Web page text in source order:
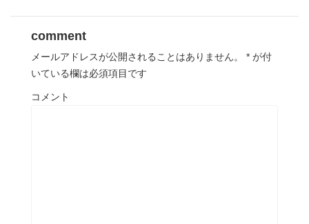
comment
メールアドレスが公開されることはありません。 * が付
いている欄は必須項目です
コメント